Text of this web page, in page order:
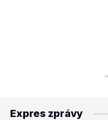
Expres zprávy